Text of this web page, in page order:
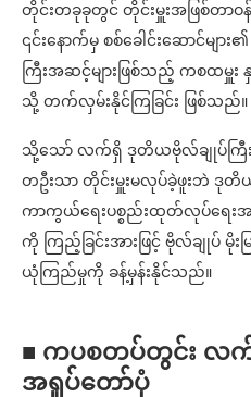
တိုင်းတခုခုတွင် တိုင်းမှူးအဖြစ်တာဝန်
၎င်းနောက်မှ စစ်ခေါင်းဆောင်မျ
ကြီးအဆင့်များဖြစ်သည့် ကစထမှူး
သို့ တက်လှမ်းနိုင်ကြခြင်း ဖြစ်သည်။
သို့သော် လက်ရှိ ဒုတိယဗိုလ်ချုပ်ကြီးမ
တဦးသာ တိုင်းမှူးမလုပ်ခဲ့ဖူးဘဲ ဒု
ကာကွယ်ရေးပစ္စည်းထုတ်လုပ်ရေး
ကို ကြည့်ခြင်းအားဖြင့် ဗိုလ်ချုပ် မိုး
ယုံကြည်မှုကို ခန့်မှန်းနိုင်သည်။
■ ကပစတပ်တွင်း လက်
အရှုပ်တော်ပုံ